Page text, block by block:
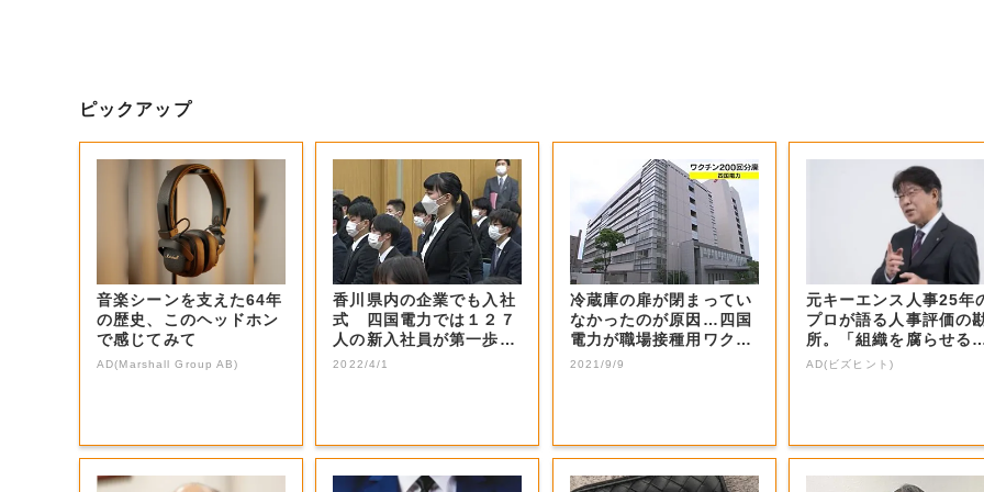
ピックアップ
音楽シーンを支えた64年
の歴史、このヘッドホン
で感じてみて
AD(Marshall Group AB)
香川県内の企業でも入社
式 四国電力では１２７
人の新入社員が第一歩踏
み出す【香川・...
2022/4/1
冷蔵庫の扉が閉まってい
なかったのが原因…四国
電力が職場接種用ワクチ
ン２００回分廃...
2021/9/9
元キーエンス人事25年
プロが語る人事評価の
所。「組織を腐らせるN
G評価」とは...
AD(ビズヒント)